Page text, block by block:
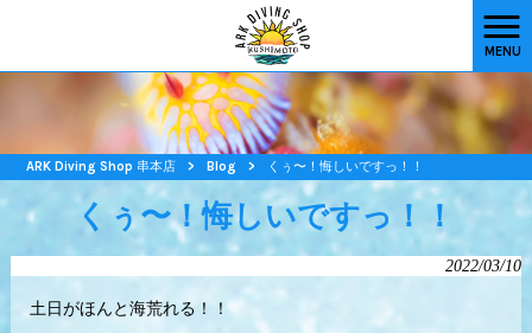
MENU
ARK Diving Shop 串本店 > Blog > くぅ〜！悔しいですっ！！
くぅ〜！悔しいですっ！！
2022/03/10
土日がほんと海荒れる！！